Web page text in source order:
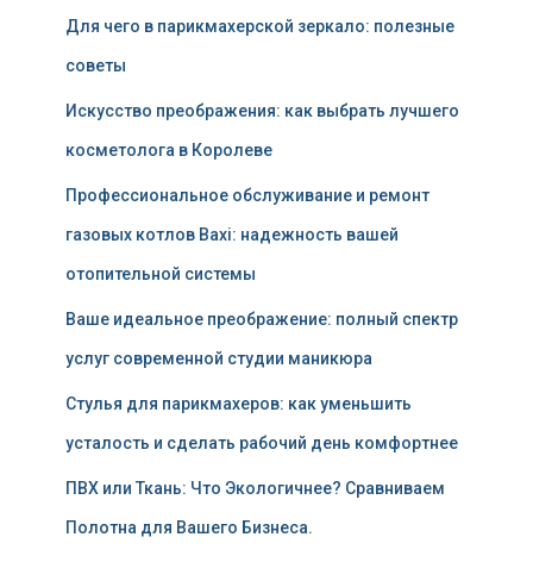
Для чего в парикмахерской зеркало: полезные
советы
Искусство преображения: как выбрать лучшего
косметолога в Королеве
Профессиональное обслуживание и ремонт
газовых котлов Baxi: надежность вашей
отопительной системы
Ваше идеальное преображение: полный спектр
услуг современной студии маникюра
Стулья для парикмахеров: как уменьшить
усталость и сделать рабочий день комфортнее
ПВХ или Ткань: Что Экологичнее? Сравниваем
Полотна для Вашего Бизнеса.